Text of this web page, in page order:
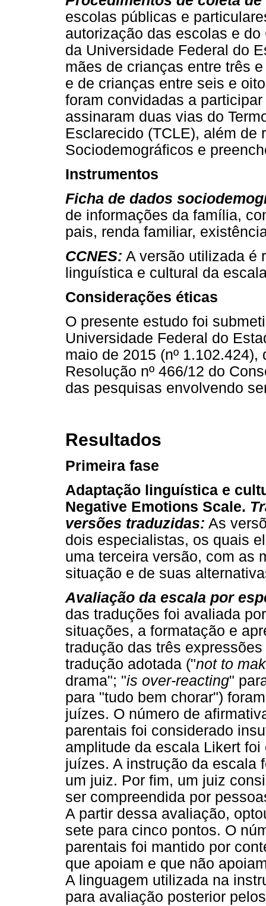
escolas públicas e
autorização das escolas e
da Universidade Federal do
mães de crianças entre três
e de crianças entre seis e
foram convidadas a
assinaram duas vias do
Esclarecido (TCLE), além de
Sociodemográficos e
Instrumentos
Ficha de dados
de informações da família,
pais, renda familiar,
CCNES: A versão utilizada é
linguística e cultural da
Considerações éticas
O presente estudo foi
Universidade Federal do
maio de 2015 (nº
Resolução nº 466/12 do
das pesquisas envolvendo
Resultados
Primeira fase
Adaptação linguística e
Negative Emotions Scale.
versões traduzidas: As
dois especialistas, os quais
uma terceira versão, com as
situação e de suas
Avaliação da escala por
das traduções foi avaliada
situações, a formatação e
tradução das três
tradução adotada ("not to
drama"; "is over-reacting"
para "tudo bem chorar")
juízes. O número de
parentais foi considerado
amplitude da escala Likert
juízes. A instrução da escala
um juiz. Por fim, um juiz
ser compreendida por
A partir dessa avaliação,
sete para cinco pontos. O
parentais foi mantido por
que apoiam e que não
A linguagem utilizada na
para avaliação posterior